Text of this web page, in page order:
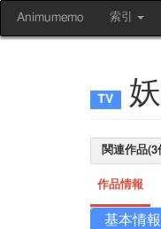
Animumemo 索引
妖
関連作品(3
作品情報
基本情報